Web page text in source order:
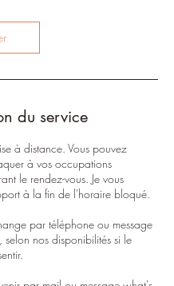
du service
à distance. Vous pouvez
à vos occupations
le rendez-vous. Je vous
à la fin de l'horaire bloqué.
par téléphone ou message
selon nos disponibilités si le